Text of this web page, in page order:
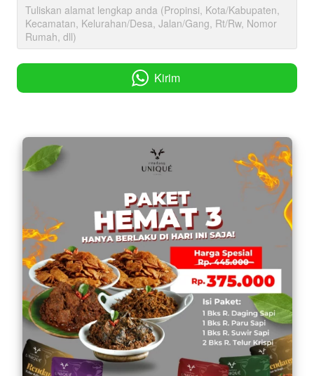
` Kirim